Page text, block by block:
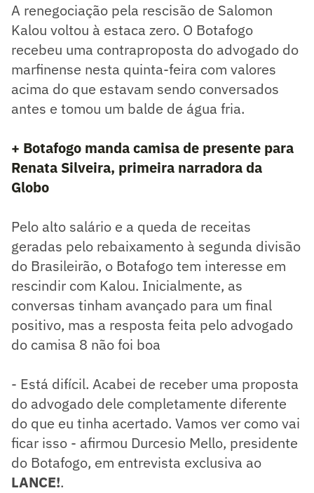
A renegociação pela rescisão de Salomon
Kalou voltou à estaca zero. O Botafogo
recebeu uma contraproposta do advogado do
marfinense nesta quinta-feira com valores
acima do que estavam sendo conversados
antes e tomou um balde de água fria.
+ Botafogo manda camisa de presente para
Renata Silveira, primeira narradora da
Globo
Pelo alto salário e a queda de receitas
geradas pelo rebaixamento à segunda divisão
do Brasileirão, o Botafogo tem interesse em
rescindir com Kalou. Inicialmente, as
conversas tinham avançado para um final
positivo, mas a resposta feita pelo advogado
do camisa 8 não foi boa
- Está difícil. Acabei de receber uma proposta
do advogado dele completamente diferente
do que eu tinha acertado. Vamos ver como vai
ficar isso - afirmou Durcesio Mello, presidente
do Botafogo, em entrevista exclusiva ao
LANCE!.